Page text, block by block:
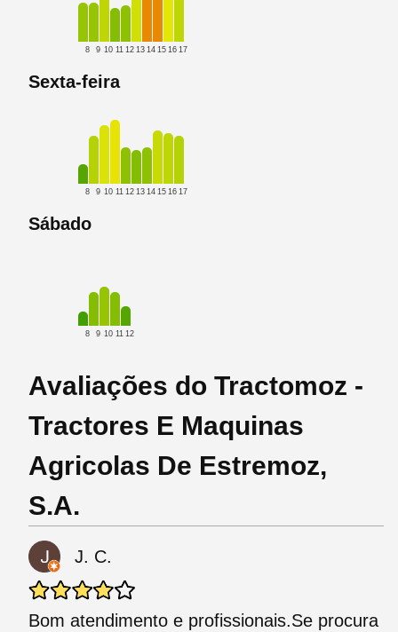
8 9 10 11 12 13 14 15 16 17
Sexta-feira
8 9 10 11 12 13 14 15 16 17
Sábado
8 9 10 11 12
Avaliações do Tractomoz -
Tractores E Maquinas
Agricolas De Estremoz,
S.A.
J. C.
Bom atendimento e profissionais.Se procura